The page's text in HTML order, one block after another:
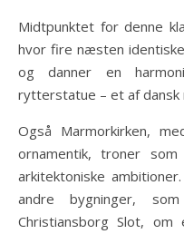
Midtpunktet for denne
hvor fire næsten
og danner en
rytterstatue – et af
Også Marmorkirken,
ornamentik, troner
arkitektoniske
andre bygninger,
Christiansborg Slot,